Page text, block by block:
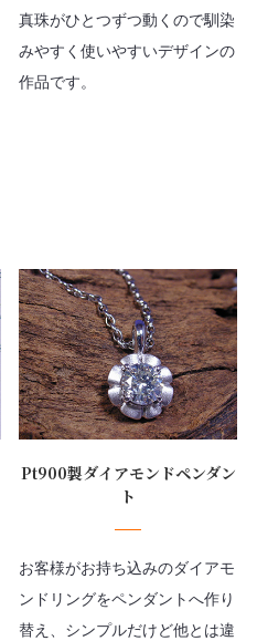
真珠がひとつずつ動くので馴染
みやすく使いやすいデザインの
作品です。
Pt900製ダイアモンドペンダン
ト
お客様がお持ち込みのダイアモ
ンドリングをペンダントへ作り
替え、シンプルだけど他とは違